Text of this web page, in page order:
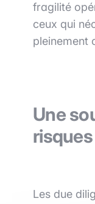
fragilité
ceux qui
pleinement
Une
Les due